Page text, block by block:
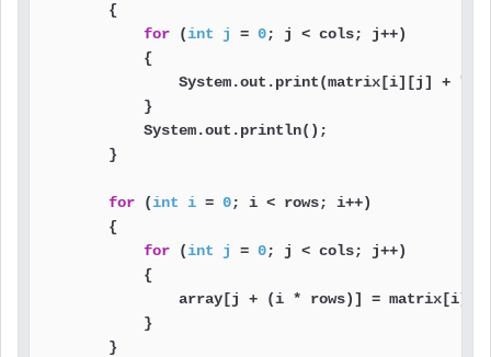
        {
for (int j = 0; j < cols; j++)
            {
                System.out.print(matrix[i][j] +
" "
            }
            System.out.println();
        }
for (int i = 0; i < rows; i++)
        {
for (int j = 0; j < cols; j++)
            {
array[j + (i * rows)] =
            }
        }